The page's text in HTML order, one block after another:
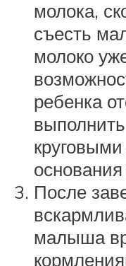
молока,
съесть
молоко
ребенка
основания
После
малыша